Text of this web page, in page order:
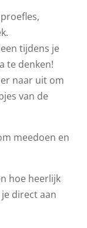
tijdens je
te denken!
naar uit om
van de
meedoen en
hoe heerlijk
direct aan